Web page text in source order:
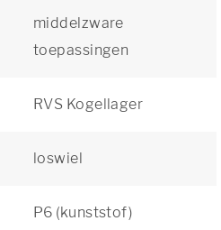
middelzware
toepassingen
RVS Kogellager
loswiel
P6 (kunststof)